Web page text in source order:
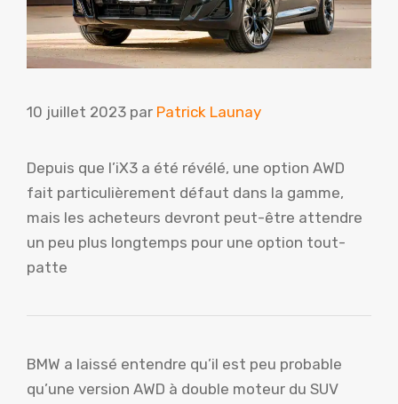
10 juillet 2023 par Patrick Launay
Depuis que l’iX3 a été révélé, une option AWD
fait particulièrement défaut dans la gamme,
mais les acheteurs devront peut-être attendre
un peu plus longtemps pour une option tout-
patte
BMW a laissé entendre qu’il est peu probable
qu’une version AWD à double moteur du SUV